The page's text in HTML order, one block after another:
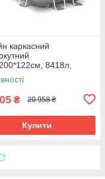
каркасний
8418л,
сходи) Intex 26790
Акція до 09.08
₴ 20 958 ₴
Купити